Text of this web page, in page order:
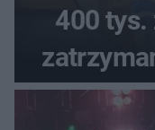
400 tys.